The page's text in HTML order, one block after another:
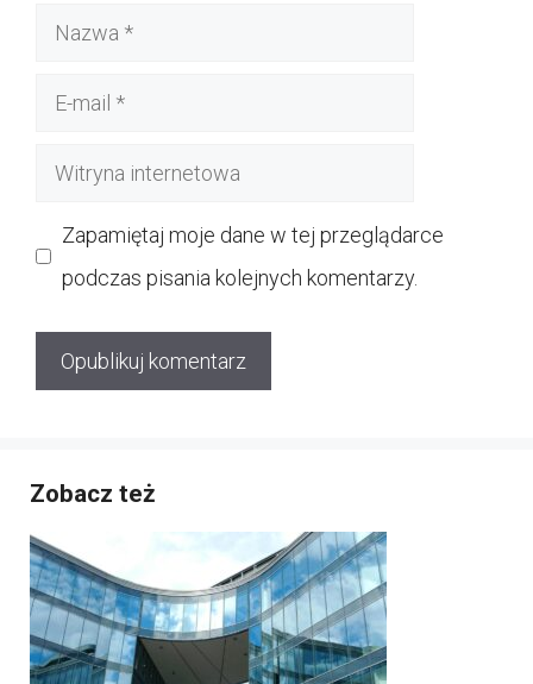
Nazwa
Witryna
Zapamiętaj moje dane w tej przeglądarce
podczas pisania kolejnych komentarzy.
Zobacz też